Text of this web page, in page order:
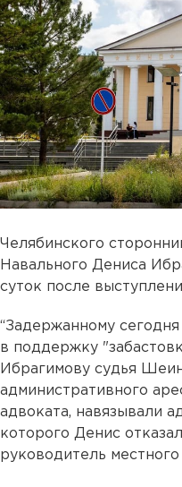
Челябинского
Навального Дениса
суток после
“Задержанному
в поддержку
Ибрагимову судья
административного
адвоката, навязывали
которого Денис
руководитель